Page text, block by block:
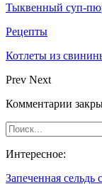
Тыквенный суп-
Рецепты
Котлеты из
Prev Next
Комментарии
Интересное:
Запеченная сельдь